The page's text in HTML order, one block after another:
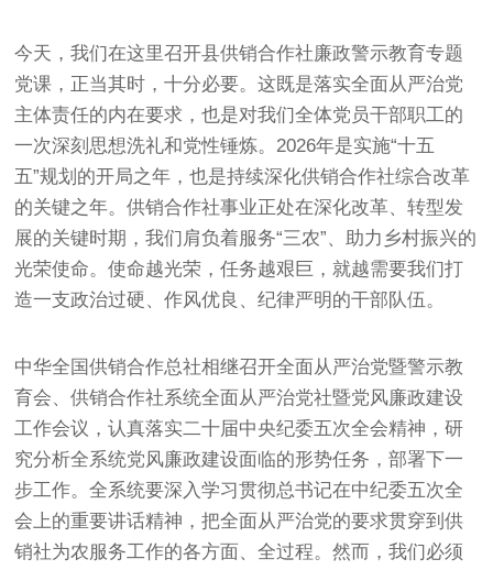
今天，我们在这里召开县供销合作社廉政警示教育专题
党课，正当其时，十分必要。这既是落实全面从严治党
主体责任的内在要求，也是对我们全体党员干部职工的
一次深刻思想洗礼和党性锤炼。2026年是实施“十五
五”规划的开局之年，也是持续深化供销合作社综合改革
的关键之年。供销合作社事业正处在深化改革、转型发
展的关键时期，我们肩负着服务“三农”、助力乡村振兴的
光荣使命。使命越光荣，任务越艰巨，就越需要我们打
造一支政治过硬、作风优良、纪律严明的干部队伍。
中华全国供销合作总社相继召开全面从严治党暨警示教
育会、供销合作社系统全面从严治党社暨党风廉政建设
工作会议，认真落实二十届中央纪委五次全会精神，研
究分析全系统党风廉政建设面临的形势任务，部署下一
步工作。全系统要深入学习贯彻总书记在中纪委五次全
会上的重要讲话精神，把全面从严治党的要求贯穿到供
销社为农服务工作的各方面、全过程。然而，我们必须